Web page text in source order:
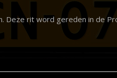
Deze rit word gereden in de